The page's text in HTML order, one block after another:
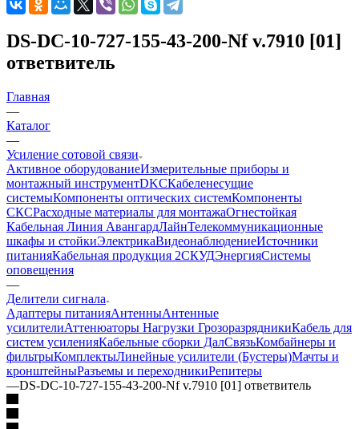
DS-DC-10-727-155-43-200-Nf v.7910 [01]
ответвитель
Главная
—
Каталог
—
Усиление сотовой связи
Активное оборудованиеИзмерительные приборы и
монтажный инструментDKCКабеленесущие
системыКомпоненты оптических системКомпоненты
СКСРасходные материалы для монтажаОгнестойкая
Кабельная Линия АвангардЛайнТелекоммуникационные
шкафы и стойкиЭлектрикаВидеонаблюдениеИсточники
питанияКабельная продукция 2СКУДЭнергияСистемы
оповещения
—
Делители сигнала
Адаптеры питанияАнтенныАнтенные
усилителиАттенюаторы Нагрузки ГрозоразрядникиКабель для
систем усиленияКабельные сборки ДалСвязьКомбайнеры и
фильтрыКомплектыЛинейные усилители (Бустеры)Мачты и
кронштейныРазъемы и переходникиРепитеры
—DS-DC-10-727-155-43-200-Nf v.7910 [01] ответвитель